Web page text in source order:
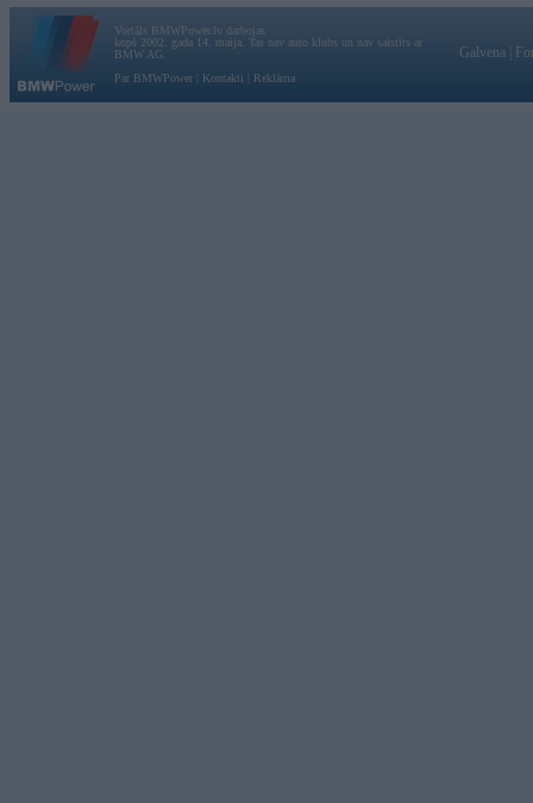
Vortāls BMWPower.lv darbojas
kopš 2002. gada 14. maija. Tas nav auto klubs un nav saistīts ar
BMW AG.
Par BMWPower
Kontakti Reklāma
Galvena